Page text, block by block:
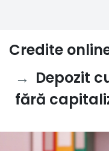
Credite
Depozit
fără